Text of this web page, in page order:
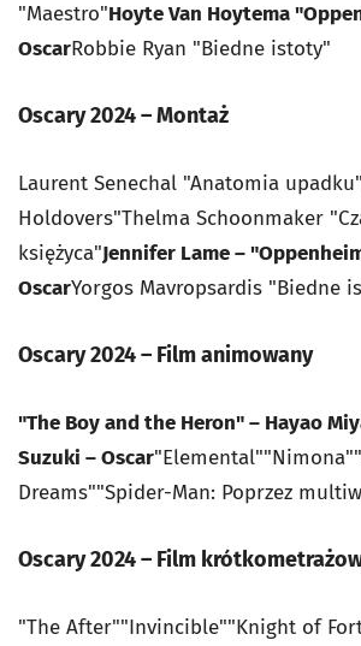
"Maestro"Hoyte Van Hoytema
OscarRobbie Ryan "Biedne istoty"
Oscary 2024 – Montaż
Laurent Senechal "Anatomia
Holdovers"Thelma Schoonmaker
księżyca"Jennifer Lame –
OscarYorgos Mavropsardis "Biedne
Oscary 2024 – Film animowany
"The Boy and the Heron" – Hayao
Suzuki – Oscar
Dreams""Spider-Man: Poprzez
Oscary 2024 – Film
"The After""Invincible""Knight of